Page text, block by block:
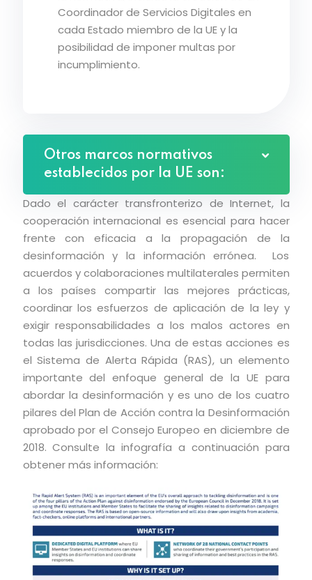
Coordinador de Servicios Digitales en
cada Estado miembro de la UE y la
posibilidad de imponer multas por
incumplimiento.
Otros marcos normativos
establecidos por la UE son:
Dado el carácter transfronterizo de Internet, la
cooperación internacional es esencial para hacer
frente con eficacia a la propagación de la
desinformación y la información errónea. Los
acuerdos y colaboraciones multilaterales permiten
a los países compartir las mejores prácticas,
coordinar los esfuerzos de aplicación de la ley y
exigir responsabilidades a los malos actores en
todas las jurisdicciones. Una de estas acciones es
el Sistema de Alerta Rápida (RAS), un elemento
importante del enfoque general de la UE para
abordar la desinformación y es uno de los cuatro
pilares del Plan de Acción contra la Desinformación
aprobado por el Consejo Europeo en diciembre de
2018. Consulte la infografía a continuación para
obtener más información: